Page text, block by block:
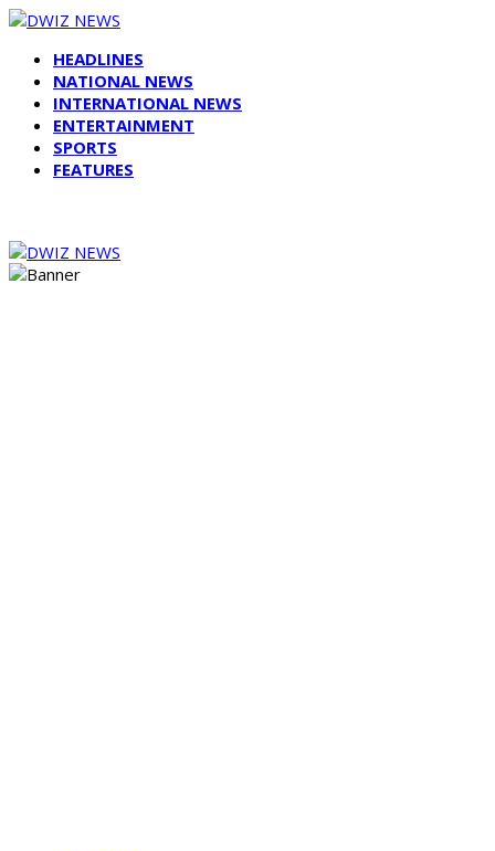
HEADLINES
NATIONAL NEWS
INTERNATIONAL NEWS
ENTERTAINMENT
SPORTS
FEATURES